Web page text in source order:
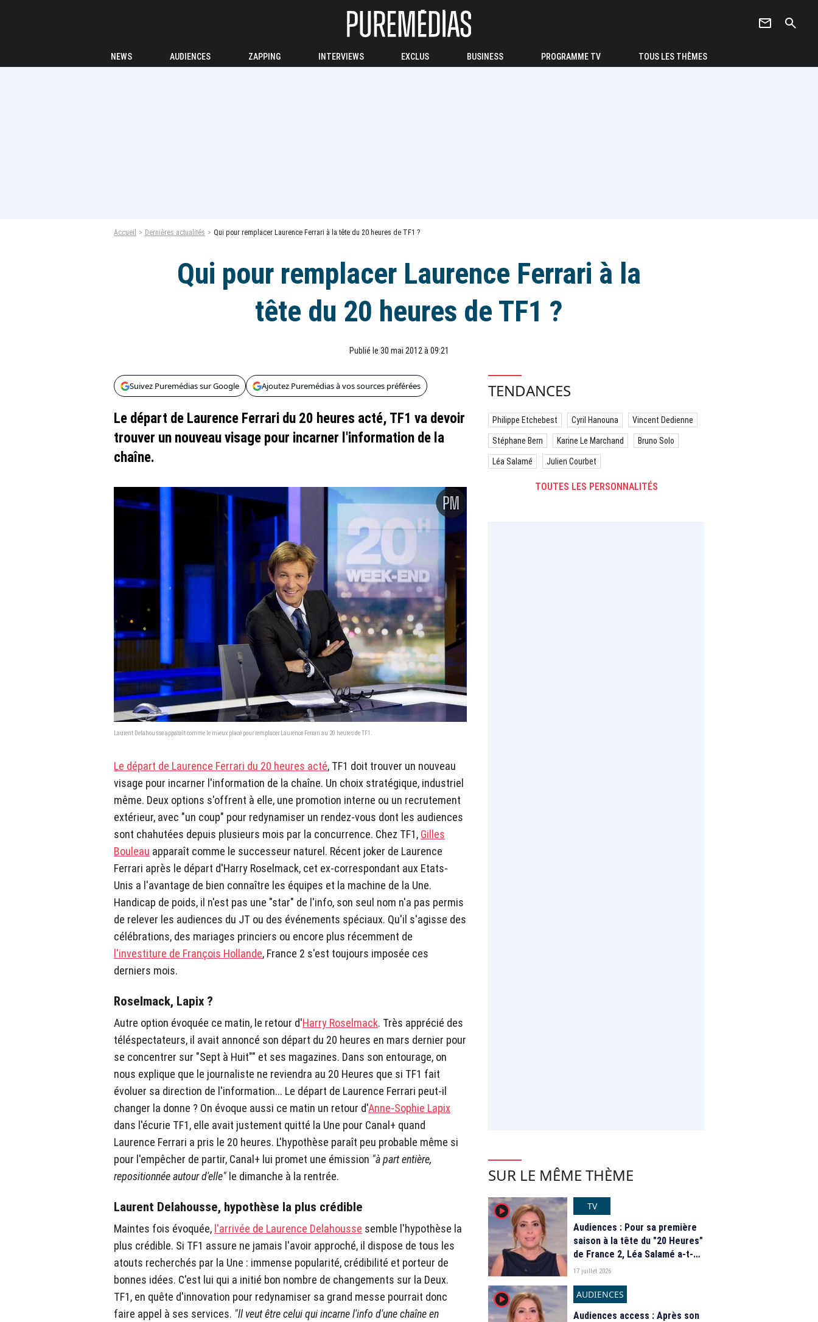
newsletter search
NEWS AUDIENCES ZAPPING INTERVIEWS EXCLUS BUSINESS PROGRAMME TV TOUS LES THÈMES
Accueil Dernières actualités Qui pour remplacer Laurence Ferrari à la tête du 20 heures de TF1 ?
Qui pour remplacer Laurence Ferrari à la
tête du 20 heures de TF1 ?
Publié le 30 mai 2012 à 09:21
Suivez Puremédias sur Google Ajoutez Puremédias à vos sources préférées
Le départ de Laurence Ferrari du 20 heures acté, TF1 va devoir
trouver un nouveau visage pour incarner l'information de la
chaîne.
Laurent Delahousse apparaît comme le mieux placé pour remplacer Laurence Ferrari au 20 heures de TF1.
Le départ de Laurence Ferrari du 20 heures acté, TF1 doit trouver un nouveau
visage pour incarner l'information de la chaîne. Un choix stratégique, industriel
même. Deux options s'offrent à elle, une promotion interne ou un recrutement
extérieur, avec "un coup" pour redynamiser un rendez-vous dont les audiences
sont chahutées depuis plusieurs mois par la concurrence. Chez TF1, Gilles
Bouleau apparaît comme le successeur naturel. Récent joker de Laurence
Ferrari après le départ d'Harry Roselmack, cet ex-correspondant aux Etats-
Unis a l'avantage de bien connaître les équipes et la machine de la Une.
Handicap de poids, il n'est pas une "star" de l'info, son seul nom n'a pas permis
de relever les audiences du JT ou des événements spéciaux. Qu'il s'agisse des
célébrations, des mariages princiers ou encore plus récemment de
l'investiture de François Hollande, France 2 s'est toujours imposée ces
derniers mois.
Roselmack, Lapix ?
Autre option évoquée ce matin, le retour d'Harry Roselmack. Très apprécié des
téléspectateurs, il avait annoncé son départ du 20 heures en mars dernier pour
se concentrer sur "Sept à Huit"" et ses magazines. Dans son entourage, on
nous explique que le journaliste ne reviendra au 20 Heures que si TF1 fait
évoluer sa direction de l'information... Le départ de Laurence Ferrari peut-il
changer la donne ? On évoque aussi ce matin un retour d'Anne-Sophie Lapix
dans l'écurie TF1, elle avait justement quitté la Une pour Canal+ quand
Laurence Ferrari a pris le 20 heures. L'hypothèse paraît peu probable même si
pour l'empêcher de partir, Canal+ lui promet une émission "à part entière,
repositionnée autour d'elle" le dimanche à la rentrée.
Laurent Delahousse, hypothèse la plus crédible
Maintes fois évoquée, l'arrivée de Laurence Delahousse semble l'hypothèse la
plus crédible. Si TF1 assure ne jamais l'avoir approché, il dispose de tous les
atouts recherchés par la Une : immense popularité, crédibilité et porteur de
bonnes idées. C'est lui qui a initié bon nombre de changements sur la Deux.
TF1, en quête d'innovation pour redynamiser sa grand messe pourrait donc
faire appel à ses services. "ll veut être celui qui incarne l'info d'une chaîne en
TENDANCES
Philippe Etchebest Cyril Hanouna Vincent Dedienne
Stéphane Bern Karine Le Marchand Bruno Solo
Léa Salamé Julien Courbet
TOUTES LES PERSONNALITÉS
SUR LE MÊME THÈME
player2
TV
Audiences : Pour sa première
saison à la tête du "20 Heures"
de France 2, Léa Salamé a-t-
elle fait mieux qu'Anne-Sophie
17 juillet 2026
player2
AUDIENCES
Audiences access : Après son